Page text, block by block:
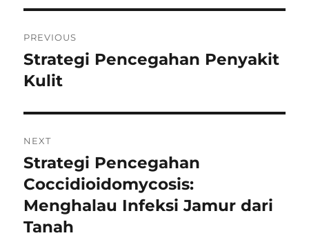
pos
PREVIOUS
Previous
post:
Strategi Pencegahan Penyakit
Kulit
NEXT
Next
post:
Strategi Pencegahan
Coccidioidomycosis:
Menghalau Infeksi Jamur dari
Tanah